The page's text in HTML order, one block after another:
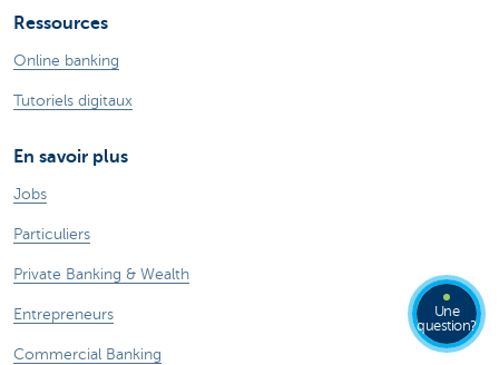
Ressources
Online banking
Tutoriels digitaux
En savoir plus
Jobs
Particuliers
Private Banking & Wealth
Entrepreneurs
Commercial Banking
Une
question?